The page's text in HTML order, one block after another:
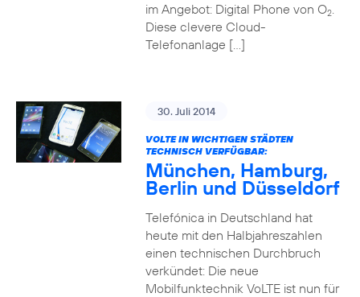
im Angebot: Digital Phone von O2.
Diese clevere Cloud-
Telefonanlage […]
30. Juli 2014
VOLTE IN WICHTIGEN STÄDTEN
TECHNISCH VERFÜGBAR:
München, Hamburg,
Berlin und Düsseldorf
Telefónica in Deutschland hat
heute mit den Halbjahreszahlen
einen technischen Durchbruch
verkündet: Die neue
Mobilfunktechnik VoLTE ist nun für